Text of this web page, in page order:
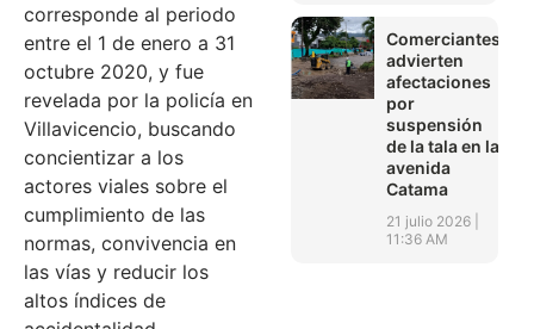
corresponde al periodo
entre el 1 de enero a 31
octubre 2020, y fue
revelada por la policía en
Villavicencio, buscando
concientizar a los
actores viales sobre el
cumplimiento de las
normas, convivencia en
las vías y reducir los
altos índices de
Comerciantes
advierten
afectaciones
por
suspensión
de la tala en la
avenida
Catama
21 julio 2026
11:36 AM